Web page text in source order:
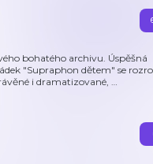
bohatého archivu. Úspěšná
"Supraphon dětem" se
i dramatizované, …